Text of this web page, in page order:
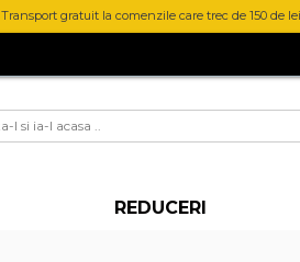
Transport gratuit la comenzile care trec de 150 de lei
REDUCERI